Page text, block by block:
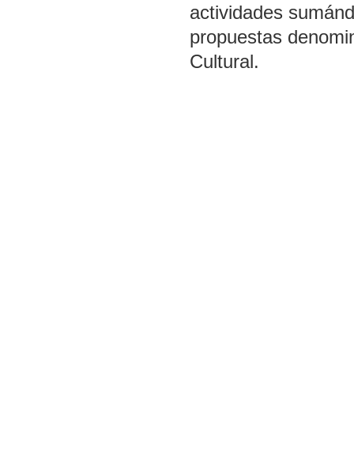
actividades
propuestas
Cultural.